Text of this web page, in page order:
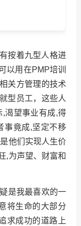
按着九型人格进
以用在PMP培训
关方管理的技术
型员工，这些人
,渴望事业有成,得
事竟成,坚定不移
他们实现人生价
,为声望、财富和
是我最喜欢的一
将生命的大部分
求成功的道路上